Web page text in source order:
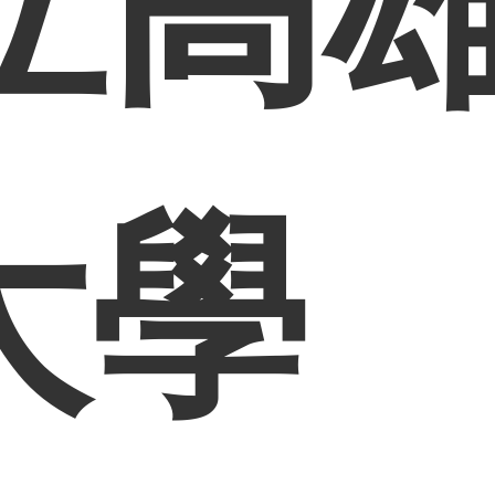
學